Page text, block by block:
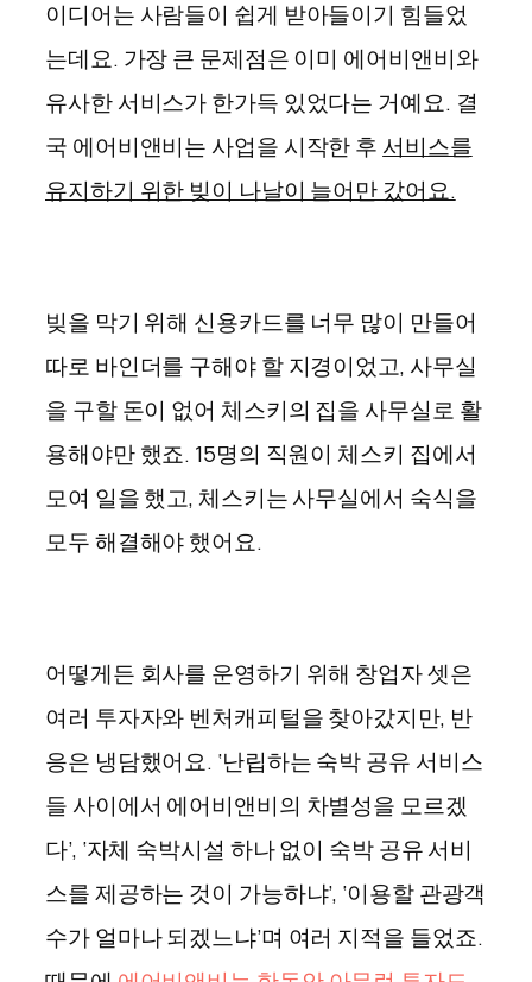
이디어는 사람들이 쉽게 받아들이기 힘들었
는데요. 가장 큰 문제점은 이미 에어비앤비와
유사한 서비스가 한가득 있었다는 거예요. 결
국 에어비앤비는 사업을 시작한 후 서비스를
유지하기 위한 빚이 나날이 늘어만 갔어요.
빚을 막기 위해 신용카드를 너무 많이 만들어
따로 바인더를 구해야 할 지경이었고, 사무실
을 구할 돈이 없어 체스키의 집을 사무실로 활
용해야만 했죠. 15명의 직원이 체스키 집에서
모여 일을 했고, 체스키는 사무실에서 숙식을
모두 해결해야 했어요.
어떻게든 회사를 운영하기 위해 창업자 셋은
여러 투자자와 벤처캐피털을 찾아갔지만, 반
응은 냉담했어요. ‘난립하는 숙박 공유 서비스
들 사이에서 에어비앤비의 차별성을 모르겠
다’, ‘자체 숙박시설 하나 없이 숙박 공유 서비
스를 제공하는 것이 가능하냐’, ‘이용할 관광객
수가 얼마나 되겠느냐’며 여러 지적을 들었죠.